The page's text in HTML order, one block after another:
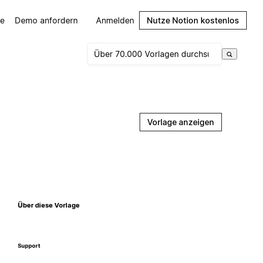
Demo anfordern Anmelden Nutze Notion kostenlos
Vorlage anzeigen
Über diese Vorlage
Support